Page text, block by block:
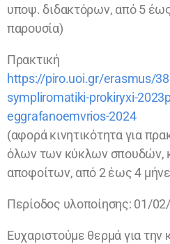
υποψ. διδακτόρων, από 5
παρουσία)
Πρακτική
https://piro.uoi.gr/erasmus/
sympliromatiki-prokiryxi-
eggrafanoemvrios-2024
(αφορά κινητικότητα για
όλων των κύκλων σπουδών,
αποφοίτων, από 2 έως 4
Περίοδος υλοποίησης: 01/
Ευχαριστούμε θερμά για την